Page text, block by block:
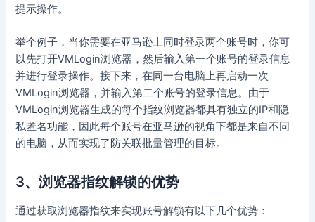
提示操作。
举个例子，当你需要在亚马逊上同时登录两个账号时，你可
以先打开VMLogin浏览器，然后输入第一个账号的登录信息
并进行登录操作。接下来，在同一台电脑上再启动一次
VMLogin浏览器，并输入第二个账号的登录信息。由于
VMLogin浏览器生成的每个指纹浏览器都具有独立的IP和隐
私匿名功能，因此每个账号在亚马逊的视角下都是来自不同
的电脑，从而实现了防关联批量管理的目标。
3、浏览器指纹解锁的优势
通过获取浏览器指纹来实现账号解锁有以下几个优势：